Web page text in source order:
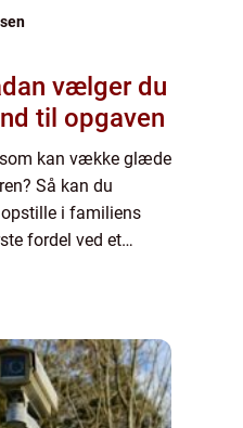
til opgaven
kan vække glæde
Så kan du
i familiens
fordel ved et